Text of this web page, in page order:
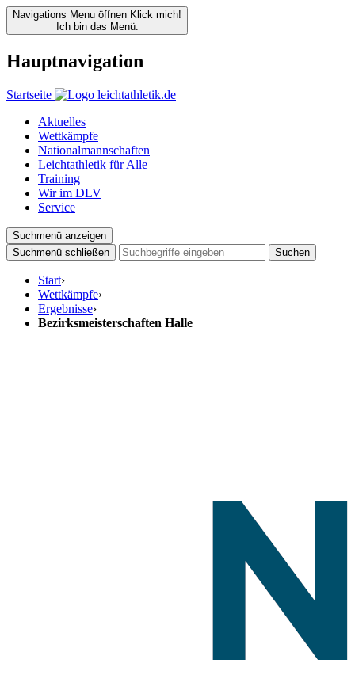
Navigations Menu öffnen Klick mich!
Ich bin das Menü.
Hauptnavigation
Startseite
Aktuelles
Wettkämpfe
Nationalmannschaften
Leichtathletik für Alle
Training
Wir im DLV
Service
Suchmenü anzeigen
Suchmenü schließen
Suchen
Start›
Wettkämpfe›
Ergebnisse›
Bezirksmeisterschaften Halle